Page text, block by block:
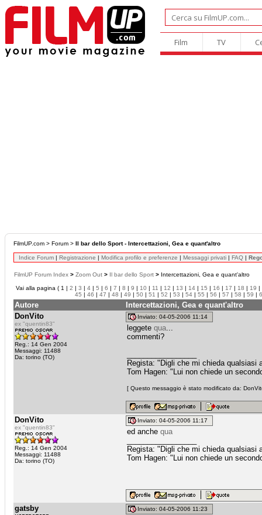
Film TV
FilmUP.com > Forum > Il bar dello Sport - Intercettazioni, Gea e quant'altro
Indice Forum | Registrazione | Modifica profilo e preferenze | Messaggi privati | FAQ |
FilmUP Forum Index > Zoom Out > Il bar dello Sport > Intercettazioni, Gea e quant'altro
Vai alla pagina ( 1 | 2 | 3 | 4 | 5 | 6 | 7 | 8 | 9 | 10 | 11 | 12 | 13 | 14 | 15 | 16 | 17 | 18 | 19 |
45 | 46 | 47 | 48 | 49 | 50 | 51 | 52 | 53 | 54 | 55 | 56 | 57 | 58 | 59 |
Autore
Intercettazioni, Gea e quant'altro
DonVito
ex "quentin83"
Reg.: 14 Gen 2004
Messaggi: 11488
Da: torino (TO)
Inviato: 04-05-2006 11:14
leggete qua...
commenti?
Regista: "Digli che mi chieda qualsiasi
Tom Hagen: "Lui non chiede un
[ Questo messaggio è stato modificato da:
DonVito
ex "quentin83"
Reg.: 14 Gen 2004
Messaggi: 11488
Da: torino (TO)
Inviato: 04-05-2006 11:17
ed anche qua
Regista: "Digli che mi chieda qualsiasi
Tom Hagen: "Lui non chiede un
gatsby Inviato: 04-05-2006 11:23